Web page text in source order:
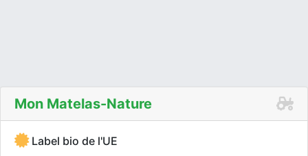
Mon Matelas-Nature
Label bio de l'UE